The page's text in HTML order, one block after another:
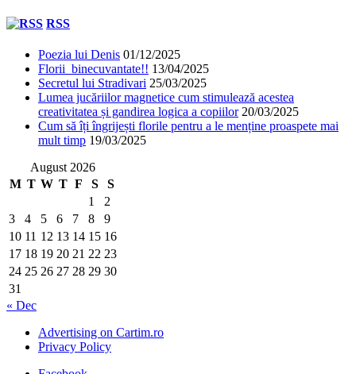
RSS
Poezia lui Denis 01/12/2025
Florii binecuvantate!! 13/04/2025
Secretul lui Stradivari 25/03/2025
Lumea jucăriilor magnetice cum stimulează acestea
creativitatea și gandirea logica a copiilor 20/03/2025
Cum să îți îngrijești florile pentru a le menține proaspete mai
mult timp 19/03/2025
August 2026
M T W T F S
S
1
2
3
4 5 6 7 8
9
10 11 12 13 14 15 16
17 18 19 20 21 22 23
24 25 26 27 28 29 30
31
« Dec
Advertising on Cartim.ro
Privacy Policy